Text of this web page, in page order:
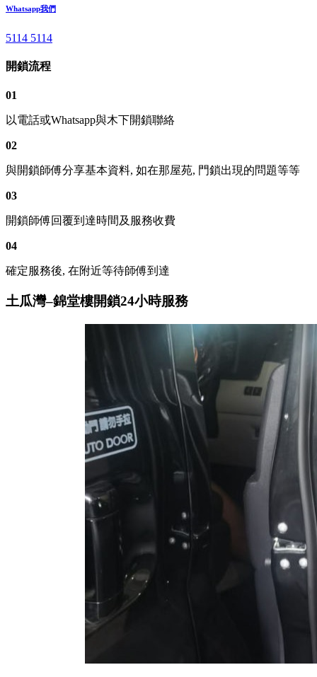
Whatsapp我們
5114 5114
開鎖流程
01
以電話或Whatsapp與木下開鎖聯絡
02
與開鎖師傅分享基本資料, 如在那屋苑, 門鎖出現的問題等等
03
開鎖師傅回覆到達時間及服務收費
04
確定服務後, 在附近等待師傅到達
土瓜灣–錦堂樓開鎖24小時服務